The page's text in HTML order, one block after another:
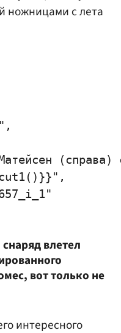
ножницами с лета
влетел
вот только не
интересного